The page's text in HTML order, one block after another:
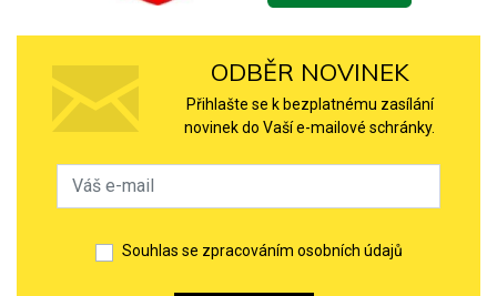
ODBĚR NOVINEK
Přihlašte se k bezplatnému zasílání
novinek do Vaší e-mailové schránky.
Souhlas se zpracováním osobních údajů